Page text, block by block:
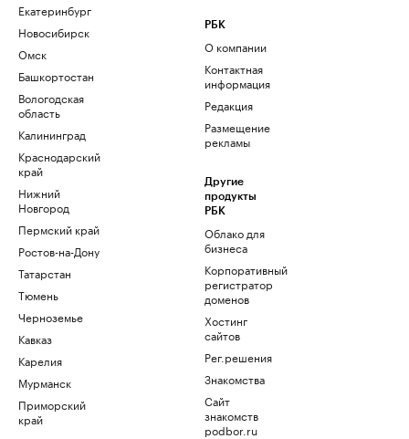
Екатеринбург
Новосибирск
Омск
Башкортостан
Вологодская
область
Калининград
Краснодарский
край
Нижний
Новгород
Пермский край
Ростов-на-Дону
Татарстан
Тюмень
Черноземье
Кавказ
Карелия
Мурманск
Приморский
край
РБК
О компании
Контактная
информация
Редакция
Размещение
рекламы
Другие
продукты
РБК
Облако для
бизнеса
Корпоративный
регистратор
доменов
Хостинг
сайтов
Рег.решения
Знакомства
Сайт
знакомств
podbor.ru